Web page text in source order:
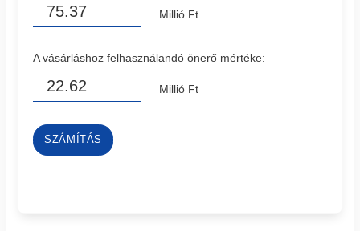
Millió Ft
A vásárláshoz felhasználandó önerő mértéke:
Millió Ft
SZÁMÍTÁS